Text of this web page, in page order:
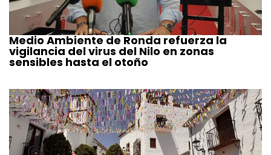
Medio Ambiente de Ronda refuerza la
vigilancia del virus del Nilo en zonas
sensibles hasta el otoño